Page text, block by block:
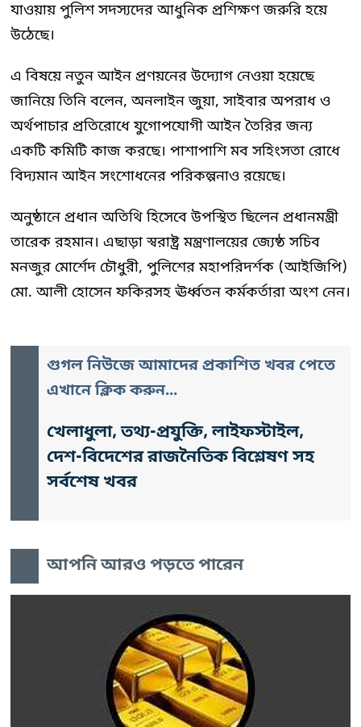
যাওয়ায় পুলিশ সদস্যদের আধুনিক প্রশিক্ষণ জরুরি হয়ে
উঠেছে।
এ বিষয়ে নতুন আইন প্রণয়নের উদ্যোগ নেওয়া হয়েছে
জানিয়ে তিনি বলেন, অনলাইন জুয়া, সাইবার অপরাধ ও
অর্থপাচার প্রতিরোধে যুগোপযোগী আইন তৈরির জন্য
একটি কমিটি কাজ করছে। পাশাপাশি মব সহিংসতা রোধে
বিদ্যমান আইন সংশোধনের পরিকল্পনাও রয়েছে।
অনুষ্ঠানে প্রধান অতিথি হিসেবে উপস্থিত ছিলেন প্রধানমন্ত্রী
তারেক রহমান। এছাড়া স্বরাষ্ট্র মন্ত্রণালয়ের জ্যেষ্ঠ সচিব
মনজুর মোর্শেদ চৌধুরী, পুলিশের মহাপরিদর্শক (আইজিপি)
মো. আলী হোসেন ফকিরসহ ঊর্ধ্বতন কর্মকর্তারা অংশ নেন।
গুগল নিউজে আমাদের প্রকাশিত খবর পেতে
এখানে ক্লিক করুন...
খেলাধুলা, তথ্য-প্রযুক্তি, লাইফস্টাইল,
দেশ-বিদেশের রাজনৈতিক বিশ্লেষণ সহ
সর্বশেষ খবর
আপনি আরও পড়তে পারেন